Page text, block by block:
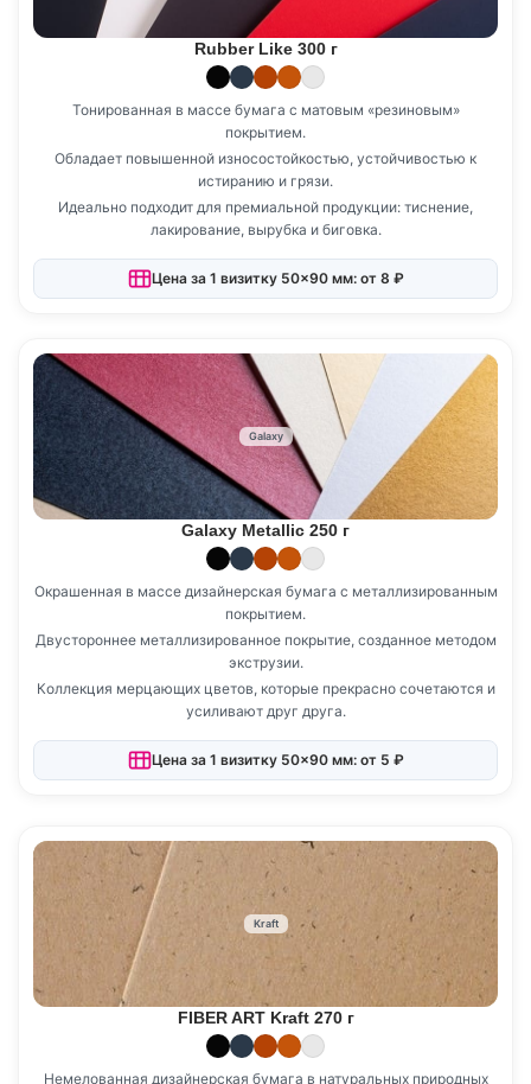
Rubber Like 300 г
Тонированная в массе бумага с матовым «резиновым»
покрытием.
Обладает повышенной износостойкостью, устойчивостью к
истиранию и грязи.
Идеально подходит для премиальной продукции: тиснение,
лакирование, вырубка и биговка.
Цена за 1 визитку 50×90 мм: от 8 ₽
Galaxy
Galaxy Metallic 250 г
Окрашенная в массе дизайнерская бумага с металлизированным
покрытием.
Двустороннее металлизированное покрытие, созданное методом
экструзии.
Коллекция мерцающих цветов, которые прекрасно сочетаются и
усиливают друг друга.
Цена за 1 визитку 50×90 мм: от 5 ₽
Kraft
FIBER ART Kraft 270 г
Немелованная дизайнерская бумага в натуральных природных